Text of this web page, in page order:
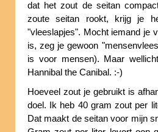
dat het zout de seitan
zoute seitan rookt, krijg je
"vleeslapjes". Mocht iemand je
is, zeg je gewoon
is voor mensen). Maar
Hannibal the Canibal. :-)
Hoeveel zout je gebruikt is
doel. Ik heb 40 gram zout per
Dat maakt de seitan voor mijn